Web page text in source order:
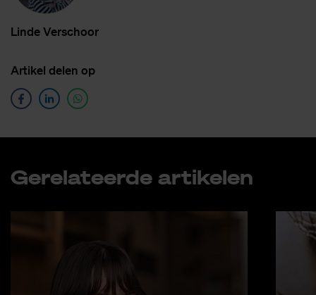
Lin­de Ver­schoor
Ar­ti­kel de­len op
Ge­re­la­teer­de ar­ti­ke­len